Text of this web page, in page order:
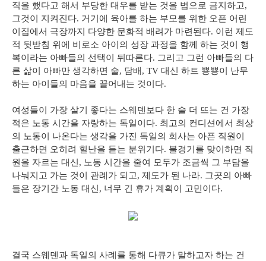
직을 했다고 해서 부당한 대우를 받는 것을 법으로 금지하고,
그것이 지켜진다. 거기에 육아를 하는 부모를 위한 오픈 어린
이집에서 극장까지 다양한 문화적 배려가 마련된다. 이런 제도
적 뒷받침 위에 비로소 아이의 성장 과정을 함께 하는 것이 행
복이라는 아빠들의 선택이 뒤따른다. 그리고 그런 아빠들의 다
른 삶이 아빠만 생각하면 술, 담배, TV 대신 하트 뿅뿅이 난무
하는 아이들의 마음을 끌어내는 것이다.
여성들이 가장 살기 좋다는 스웨덴보다 한 술 더 뜨는 건 가장
적은 노동 시간을 자랑하는 독일이다. 최고의 컨디션에서 최상
의 노동이 나온다는 생각을 가진 독일의 회사는 아픈 직원이
출근하면 오히려 힐난을 듣는 분위기다. 불경기를 맞이하면 직
원을 자르는 대신, 노동 시간을 줄여 모두가 조금씩 그 부담을
나눠지고 가는 것이 관례가 되고, 제도가 된 나라. 그곳의 아빠
들은 장기간 노동 대신, 너무 긴 휴가 계획이 고민이다.
결국 스웨덴과 독일의 사례를 통해 다큐가 말하고자 하는 건